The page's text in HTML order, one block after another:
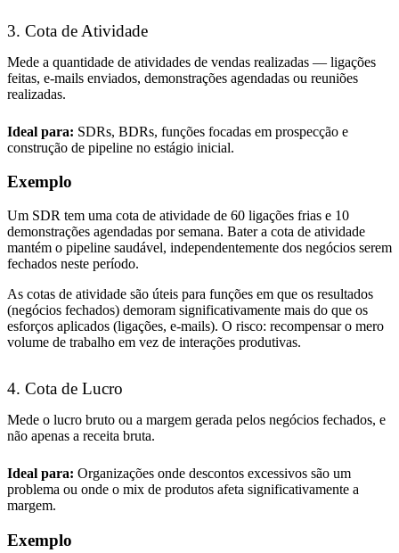
3. Cota de Atividade
Mede a quantidade de atividades de vendas realizadas — ligações
feitas, e-mails enviados, demonstrações agendadas ou reuniões
realizadas.
Ideal para: SDRs, BDRs, funções focadas em prospecção e
construção de pipeline no estágio inicial.
Exemplo
Um SDR tem uma cota de atividade de 60 ligações frias e 10
demonstrações agendadas por semana. Bater a cota de atividade
mantém o pipeline saudável, independentemente dos negócios serem
fechados neste período.
As cotas de atividade são úteis para funções em que os resultados
(negócios fechados) demoram significativamente mais do que os
esforços aplicados (ligações, e-mails). O risco: recompensar o mero
volume de trabalho em vez de interações produtivas.
4. Cota de Lucro
Mede o lucro bruto ou a margem gerada pelos negócios fechados, e
não apenas a receita bruta.
Ideal para: Organizações onde descontos excessivos são um
problema ou onde o mix de produtos afeta significativamente a
margem.
Exemplo